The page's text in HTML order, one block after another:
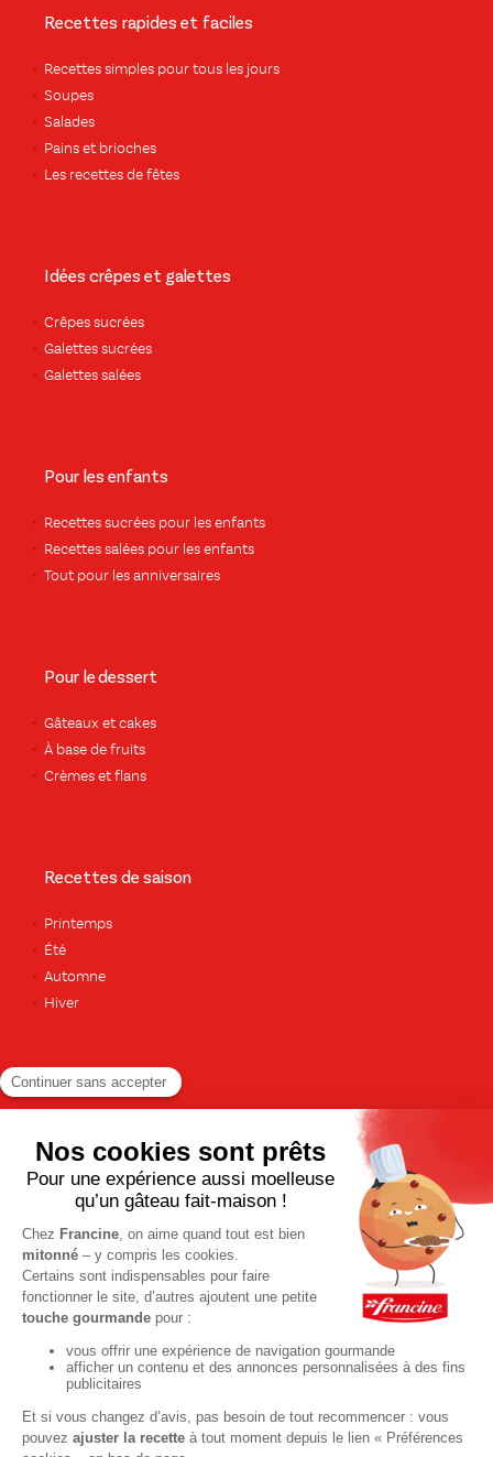
Recettes rapides et faciles
Recettes simples pour tous les jours
Soupes
Salades
Pains et brioches
Les recettes de fêtes
Idées crêpes et galettes
Crêpes sucrées
Galettes sucrées
Galettes salées
Pour les enfants
Recettes sucrées pour les enfants
Recettes salées pour les enfants
Tout pour les anniversaires
Pour le dessert
Gâteaux et cakes
À base de fruits
Crèmes et flans
Recettes de saison
Printemps
Été
Automne
Hiver
TOUTES LES RECETTES
Pour votre santé, pratiquez une activité physique régulière. Plus
d’infos surwww.mangerbouger.fr